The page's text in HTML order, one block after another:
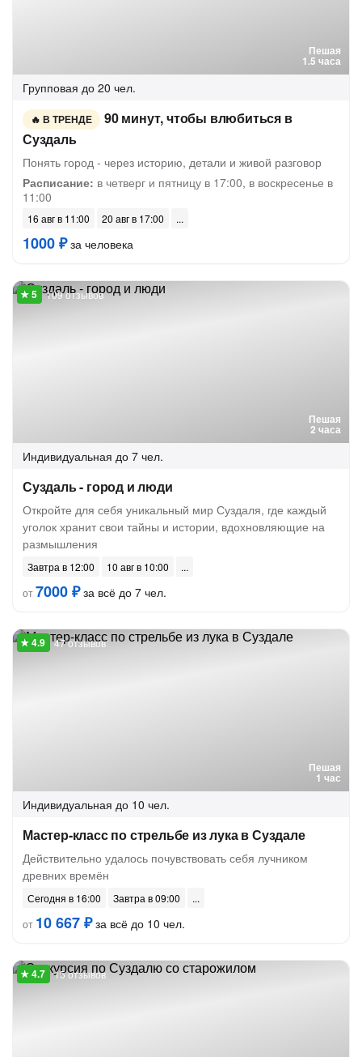
Пешая
1.5 часа
Групповая до 20 чел.
В ТРЕНДЕ
90 минут, чтобы влюбиться в
Суздаль
Понять город - через историю, детали и живой разговор
Расписание: в четверг и пятницу в 17:00, в воскресенье в
11:00
16 авг в 11:00 20 авг в 17:00
1000 ₽за человека
Пешая
2 часа
109 отзывов
Индивидуальная до 7 чел.
Суздаль - город и люди
Откройте для себя уникальный мир Суздаля, где каждый
уголок хранит свои тайны и истории, вдохновляющие на
размышления
Завтра в 12:00
10 авг в 10:00
от7000 ₽за всё до 7 чел.
Пешая
1 час
47 отзывов
Индивидуальная до 10 чел.
Мастер-класс по стрельбе из лука в Суздале
Действительно удалось почувствовать себя лучником
древних времён
Сегодня в 16:00
Завтра в 09:00
от 10 667 ₽за всё до 10 чел.
15 отзывов